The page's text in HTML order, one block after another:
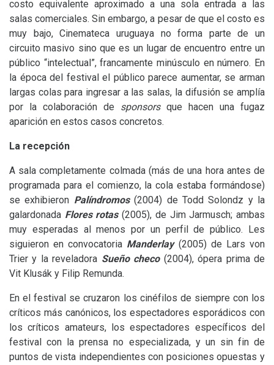
costo equivalente aproximado a una sola entrada a las
salas comerciales. Sin embargo, a pesar de que el costo es
muy bajo, Cinemateca uruguaya no forma parte de un
circuito masivo sino que es un lugar de encuentro entre un
público “intelectual”, francamente minúsculo en número. En
la época del festival el público parece aumentar, se arman
largas colas para ingresar a las salas, la difusión se amplía
por la colaboración de sponsors que hacen una fugaz
aparición en estos casos concretos.
La recepción
A sala completamente colmada (más de una hora antes de
programada para el comienzo, la cola estaba formándose)
se exhibieron Palíndromos (2004) de Todd Solondz y la
galardonada Flores rotas (2005), de Jim Jarmusch; ambas
muy esperadas al menos por un perfil de público. Les
siguieron en convocatoria Manderlay (2005) de Lars von
Trier y la reveladora Sueño checo (2004), ópera prima de
Vit Klusák y Filip Remunda.
En el festival se cruzaron los cinéfilos de siempre con los
críticos más canónicos, los espectadores esporádicos con
los críticos amateurs, los espectadores específicos del
festival con la prensa no especializada, y un sin fin de
puntos de vista independientes con posiciones opuestas y